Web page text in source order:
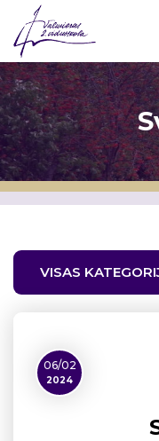
VISAS
06/02
2024